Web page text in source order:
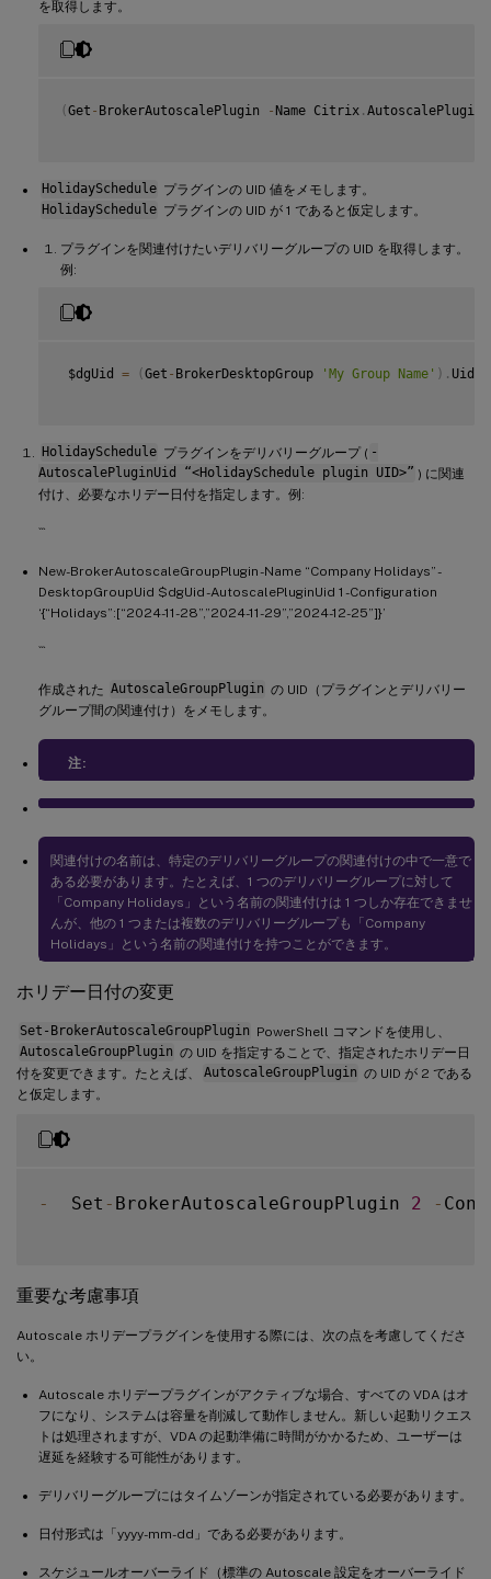
を取得します。
(Get - BrokerAutoscalePlugin - Name Citrix . AutoscalePlugin
HolidaySchedule プラグインの UID 値をメモします。
HolidaySchedule プラグインの UID が 1 であると仮定します。
プラグインを関連付けたいデリバリーグループの UID を取得します。
例:
$dgUid = (Get - BrokerDesktopGroup 'My Group Name' ) . Uid
HolidaySchedule プラグインをデリバリーグループ ( -
AutoscalePluginUid “<HolidaySchedule plugin UID>” ) に関連
付け、必要なホリデー日付を指定します。例:
```
New-BrokerAutoscaleGroupPlugin -Name “Company Holidays” -
DesktopGroupUid $dgUid -AutoscalePluginUid 1 -Configuration
‘{“Holidays”:[“2024-11-28”,”2024-11-29”,”2024-12-25”]}’
```
作成された AutoscaleGroupPlugin の UID（プラグインとデリバリー
グループ間の関連付け）をメモします。
注:
関連付けの名前は、特定のデリバリーグループの関連付けの中で一意で
ある必要があります。たとえば、1 つのデリバリーグループに対して
「Company Holidays」という名前の関連付けは 1 つしか存在できませ
んが、他の 1 つまたは複数のデリバリーグループも「Company
Holidays」という名前の関連付けを持つことができます。
ホリデー日付の変更
Set-BrokerAutoscaleGroupPlugin PowerShell コマンドを使用し、
AutoscaleGroupPlugin の UID を指定することで、指定されたホリデー日
付を変更できます。たとえば、
AutoscaleGroupPlugin の UID が 2 である
と仮定します。
-
  Set
- BrokerAutoscaleGroupPlugin 2 -
重要な考慮事項
Autoscale ホリデープラグインを使用する際には、次の点を考慮してくださ
い。
Autoscale ホリデープラグインがアクティブな場合、すべての VDA はオ
フになり、システムは容量を削減して動作しません。新しい起動リクエス
トは処理されますが、VDA の起動準備に時間がかかるため、ユーザーは
遅延を経験する可能性があります。
デリバリーグループにはタイムゾーンが指定されている必要があります。
日付形式は「yyyy-mm-dd」である必要があります。
スケジュールオーバーライド（標準の Autoscale 設定をオーバーライド